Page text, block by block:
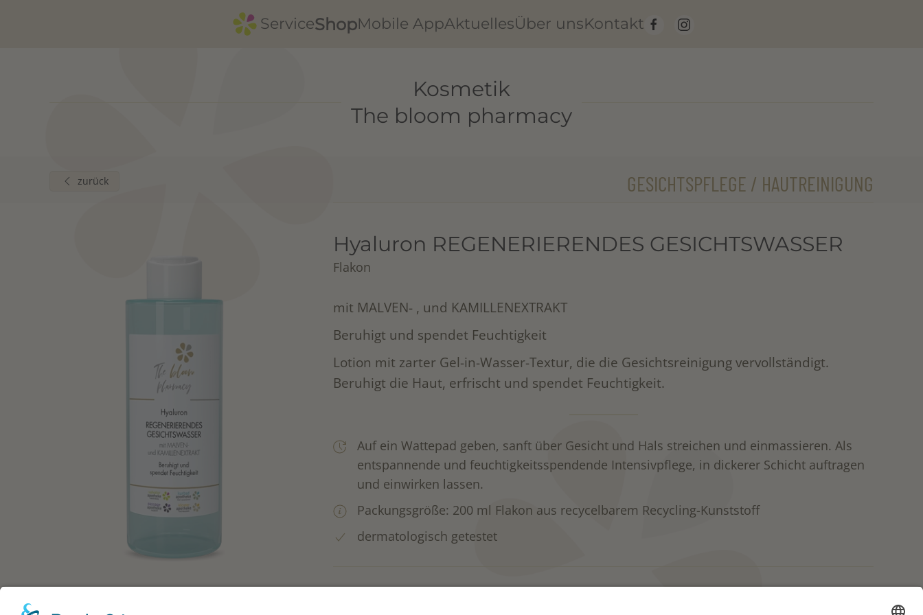
ServiceShopMobile AppAktuellesÜber unsKontakt
Kosmetik
The bloom pharmacy
zurück GESICHTSPFLEGE / HAUTREINIGUNG
Hyaluron REGENERIERENDES GESICHTSWASSER
Flakon
mit MALVEN- , und KAMILLENEXTRAKT
Beruhigt und spendet Feuchtigkeit
Lotion mit zarter Gel-in-Wasser-Textur, die die Gesichtsreinigung vervollständigt.
Beruhigt die Haut, erfrischt und spendet Feuchtigkeit.
Auf ein Wattepad geben, sanft über Gesicht und Hals streichen und einmassieren. Als
entspannende und feuchtigkeitsspendende Intensivpflege, in dickerer Schicht auftragen
und einwirken lassen.
Packungsgröße: 200 ml Flakon aus recycelbarem Recycling-Kunststoff
dermatologisch getestet